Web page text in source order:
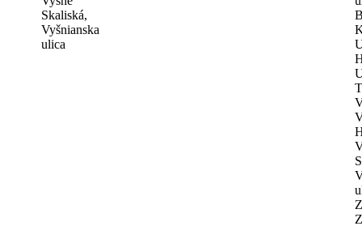
Skaliská,
Vyšnianska
ulica